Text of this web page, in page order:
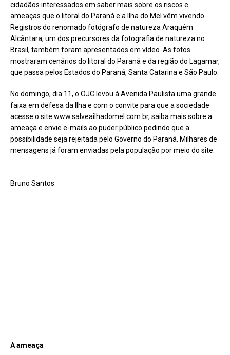
cidadãos interessados em saber mais sobre os riscos e
ameaças que o litoral do Paraná e a Ilha do Mel vêm vivendo.
Registros do renomado fotógrafo de natureza Araquém
Alcântara, um dos precursores da fotografia de natureza no
Brasil, também foram apresentados em vídeo. As fotos
mostraram cenários do litoral do Paraná e da região do Lagamar,
que passa pelos Estados do Paraná, Santa Catarina e São Paulo.
No domingo, dia 11, o OJC levou à Avenida Paulista uma grande
faixa em defesa da Ilha e com o convite para que a sociedade
acesse o site www.salveailhadomel.com.br, saiba mais sobre a
ameaça e envie e-mails ao puder público pedindo que a
possibilidade seja rejeitada pelo Governo do Paraná. Milhares de
mensagens já foram enviadas pela população por meio do site.
Bruno Santos
A ameaça